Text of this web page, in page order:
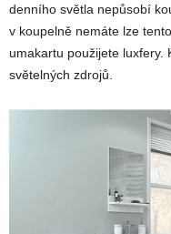
denního světla nepůsobí
v koupelně nemáte lze
umakartu použijete
světelných zdrojů.